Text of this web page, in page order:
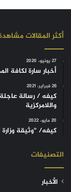
أكثر المقالات
27 يونيو، 2020
أخبار سارة لكافة
26 فبراير، 2021
كيفه / رسالة
واللامركزية
20 مايو، 2022
كيفه/ “وثيقة
التصنيفات
الأخبار